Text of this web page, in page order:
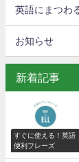
英語にまつわ
お知らせ
新着記事
すぐに使える！英語
便利フレーズ